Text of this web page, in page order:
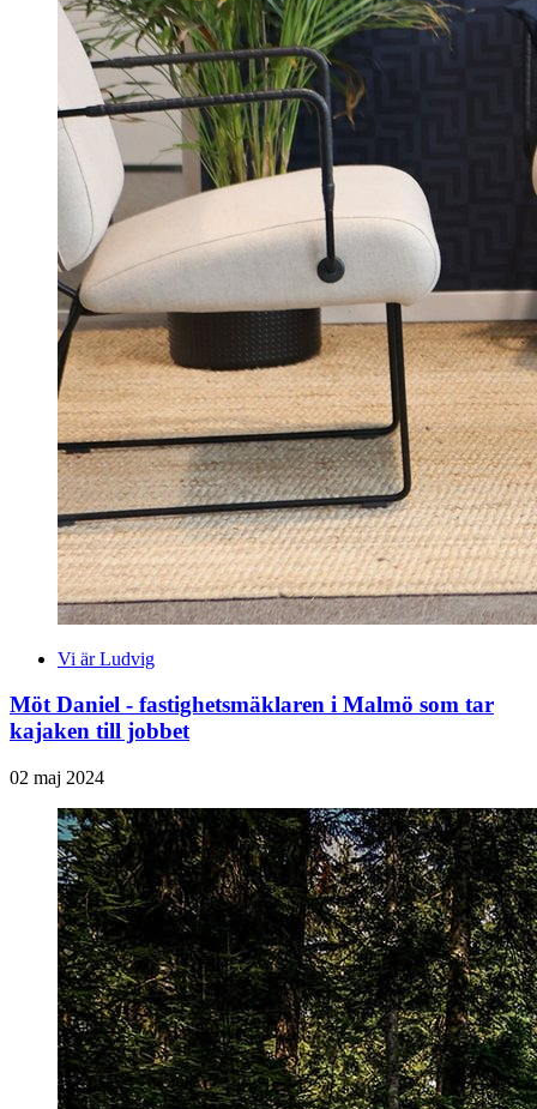
Vi är Ludvig
Möt Daniel - fastighetsmäklaren i Malmö som tar
kajaken till jobbet
02 maj 2024